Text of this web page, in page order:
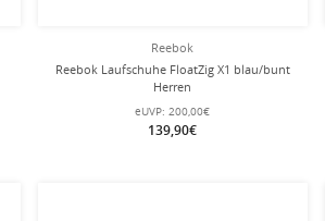
Reebok
Reebok Laufschuhe FloatZig X1 blau/bunt
Herren
eUVP: 200,00€
139,90€